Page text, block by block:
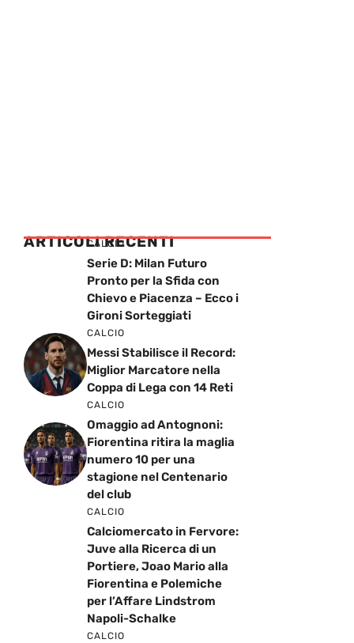
ARTICOLI RECENTI
CALCIO
Serie D: Milan Futuro
Pronto per la Sfida con
Chievo e Piacenza – Ecco i
Gironi Sorteggiati
CALCIO
Messi Stabilisce il Record:
Miglior Marcatore nella
Coppa di Lega con 14 Reti
CALCIO
Omaggio ad Antognoni:
Fiorentina ritira la maglia
numero 10 per una
stagione nel Centenario
del club
CALCIO
Calciomercato in Fervore:
Juve alla Ricerca di un
Portiere, Joao Mario alla
Fiorentina e Polemiche
per l’Affare Lindstrom
Napoli-Schalke
CALCIO